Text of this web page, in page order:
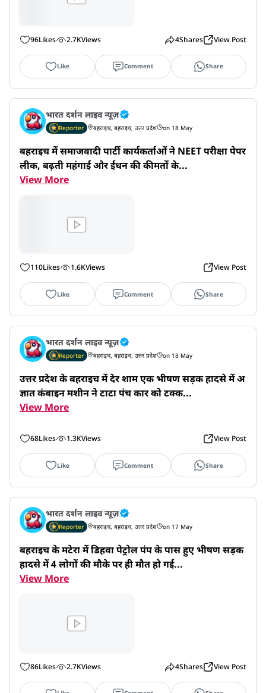
96Likes 2.7KViews 4Shares View Post
Like Comment Share
भारत दर्शन लाइव न्यूज़
Reporter बहराइच, बहराइच, उत्तर प्रदेश on 18 May
बहराइच में समाजवादी पार्टी कार्यकर्ताओं ने NEET परीक्षा पेपर
लीक, बढ़ती महंगाई और ईंधन की कीमतों के...
View More
110Likes 1.6KViews View Post
Like Comment Share
भारत दर्शन लाइव न्यूज़
Reporter बहराइच, बहराइच, उत्तर प्रदेश on 18 May
उत्तर प्रदेश के बहराइच में देर शाम एक भीषण सड़क हादसे में अ
ज्ञात कंबाइन मशीन ने टाटा पंच कार को टक्क...
View More
68Likes 1.3KViews View Post
Like Comment Share
भारत दर्शन लाइव न्यूज़
Reporter बहराइच, बहराइच, उत्तर प्रदेश on 17 May
बहराइच के मटेरा में डिहवा पेट्रोल पंप के पास हुए भीषण सड़क
हादसे में 4 लोगों की मौके पर ही मौत हो गई...
View More
86Likes 2.7KViews 4Shares View Post